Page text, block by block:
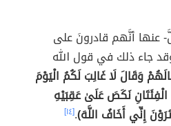
عنها أنَّهم قادرونَ على
جاء ذلك في قول الله
وَقَالَ لَا غَالِبَ لَكُمُ الْيَوْمَ
نَكَصَ عَلَىٰ عَقِبَيْهِ
إِنِّي أَخَافُ اللَّهَ).[١٤]